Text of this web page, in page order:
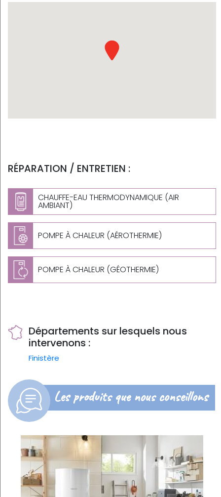
RÉPARATION / ENTRETIEN :
CHAUFFE-EAU THERMODYNAMIQUE (AIR
AMBIANT)
POMPE À CHALEUR (AÉROTHERMIE)
POMPE À CHALEUR (GÉOTHERMIE)
Départements sur lesquels nous
intervenons :
Finistère
Les produits que nous conseillons